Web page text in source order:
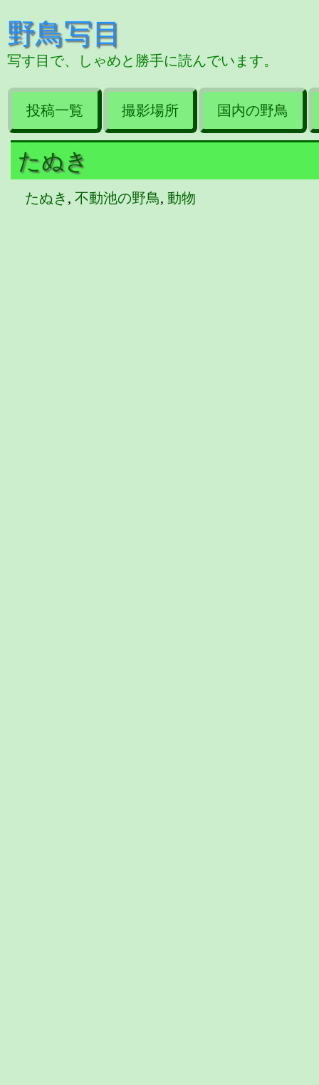
野鳥写目
写す目で、しゃめと勝手に読んでいます。
投稿一覧 撮影場所 国内の野鳥
たぬき
たぬき , 不動池の野鳥, 動物